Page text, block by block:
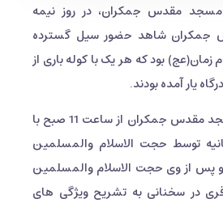
مقدس جمکران، در روز نیمه
جمکران شاهد حضور سیل گسترده
زمان(عج) بود که هر یک با کوله باری از
یار آمده بودند.
مراسم امروز صبح مسجد مقدس جمکران از ساعت 11 صبح با
توسط حجت الاسلام والمسلمین
پس از وی حجت الاسلام والمسلمین
در سخنانی به تشریح ویژگی های